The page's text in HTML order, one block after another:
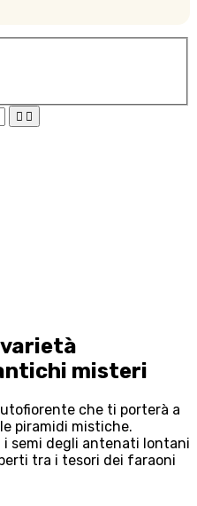
 
varietà
misteri
che ti porterà a
piramidi mistiche.
i semi degli antenati lontani
tra i tesori dei faraoni